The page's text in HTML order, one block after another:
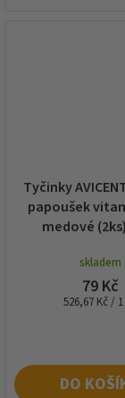
Tyčinky
papoušek
medové
skladem
79 Kč
Měrná
526,67 Kč /
DO